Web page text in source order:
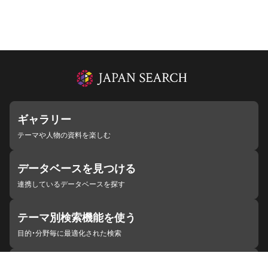
ギャラリー
テーマや人物の資料を楽しむ
データベースを見つける
連携しているデータベースを探す
テーマ別検索機能を使う
目的・分野毎に最適化された検索